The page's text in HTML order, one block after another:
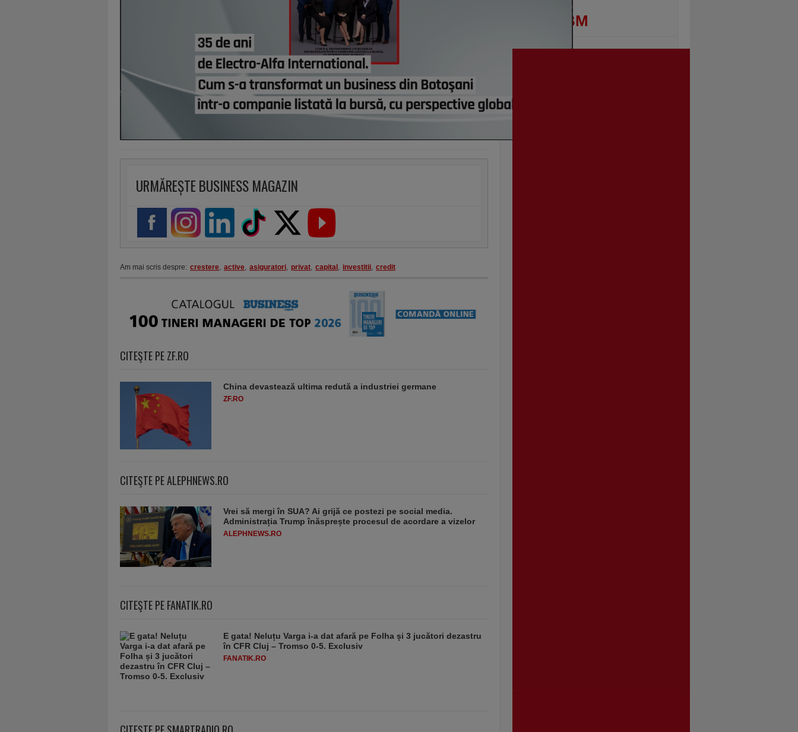
URMĂREȘTE BUSINESS MAGAZIN
Am mai scris despre: crestere, active, asiguratori, privat, capital , investitii, credit
CITEŞTE PE ZF.RO
China devastează ultima redută a industriei germane
ZF.RO
CITEŞTE PE ALEPHNEWS.RO
Vrei să mergi în SUA? Ai grijă ce postezi pe social media.
Administrația Trump înăsprește procesul de acordare a vizelor
ALEPHNEWS.RO
CITEŞTE PE FANATIK.RO
E gata! Neluțu Varga i-a dat afară pe Folha și 3 jucători dezastru
în CFR Cluj – Tromso 0-5. Exclusiv
FANATIK.RO
VIDEO BM